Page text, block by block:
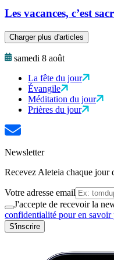
Les vacances, c’est
Charger plus d'articles
samedi 8 août
La fête du jour
Évangile
Méditation du jour
Prières du jour
Newsletter
Recevez Aleteia chaque jour
Votre adresse email
J'accepte de recevoir la
confidentialité pour en savoir
S'inscrire